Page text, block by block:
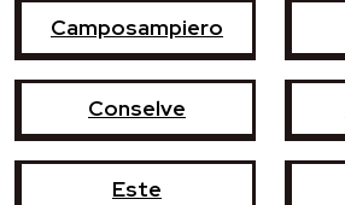
Camposampiero
Conselve
Este